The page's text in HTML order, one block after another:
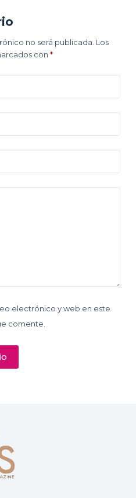
no será publicada. Los
con *
electrónico y web en este
comente.